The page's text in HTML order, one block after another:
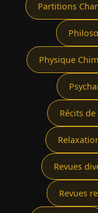
Partitions
Physique
Récits
Revues
Revues